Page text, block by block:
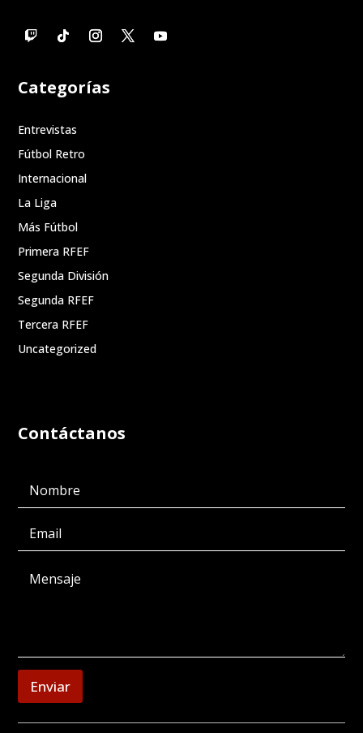
Categorías
Entrevistas
Fútbol Retro
Internacional
La Liga
Más Fútbol
Primera RFEF
Segunda División
Segunda RFEF
Tercera RFEF
Uncategorized
Contáctanos
Enviar